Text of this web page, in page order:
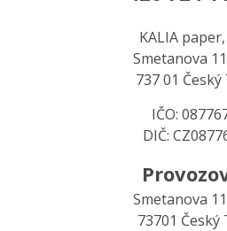
KALIA
Smetanova
737 01
IČO:
DIČ:
Smetanova
73701 Český